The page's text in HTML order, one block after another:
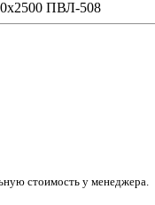
стоимость у менеджера.